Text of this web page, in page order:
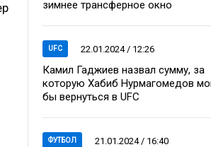
зимнее трансферное окно
UFC 22.01.2024 / 12:26
Камил Гаджиев назвал сумму, за
которую Хабиб Нурмагомедов
бы вернуться в UFC
ФУТБОЛ 21.01.2024 / 16:40